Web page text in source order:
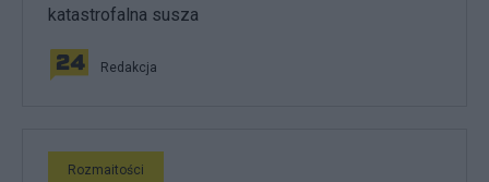
katastrofalna susza
Redakcja
Rozmaitości